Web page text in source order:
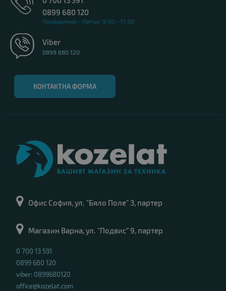
0899 680 120
Понеделник - Петък: 9:00 - 17:30
Viber
0899 680 120
КОНТАКТНА ФОРМА
Офис София, ул. "Бяло Поле" 3, партер
Магазин Варна, ул. "Подвис" 9, партер
0 700 13 591
0899 680 120
viber: 0899680120
office@kozelat.com